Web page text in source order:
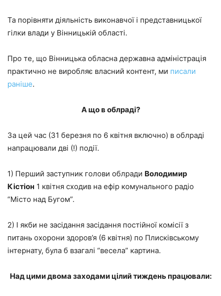
Та порівняти діяльність виконавчої і представницької
гілки влади у Вінницькій області.
Про те, що Вінницька обласна державна адміністрація
практично не виробляє власний контент, ми писали
раніше.
А що в облраді?
За цей час (31 березня по 6 квітня включно) в облраді
напрацювали дві (!) події.
1) Перший заступник голови облради Володимир
Кістіон 1 квітня сходив на ефір комунального радіо
“Місто над Бугом”.
2) І якби не засідання засідання постійної комісії з
питань охорони здоров’я (6 квітня) по Плисківському
інтернату, була б взагалі “весела” картина.
Над цими двома заходами цілий тиждень працювали: